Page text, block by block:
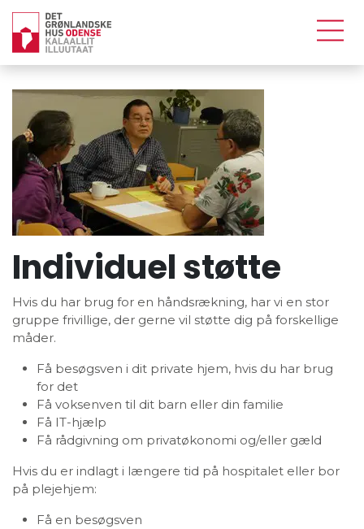
Individuel støtte
Hvis du har brug for en håndsrækning, har vi en stor
gruppe frivillige, der gerne vil støtte dig på forskellige
måder.
Få besøgsven i dit private hjem, hvis du har brug
for det
Få voksenven til dit barn eller din familie
Få IT-hjælp
Få rådgivning om privatøkonomi og/eller gæld
Hvis du er indlagt i længere tid på hospitalet eller bor
på plejehjem:
Få en besøgsven